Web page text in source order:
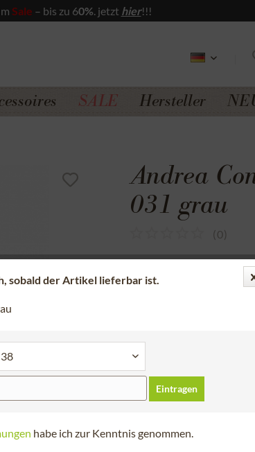
Sale – bis zu 60%. jetzt hier!!!
SALE Hersteller
Andrea
031 grau
(0)
Sicherer Kauf auf
Bitte Größe der Schuhe
36 37 38
sobald der Artikel lieferbar ist.
Eintragen
habe ich zur Kenntnis genommen.